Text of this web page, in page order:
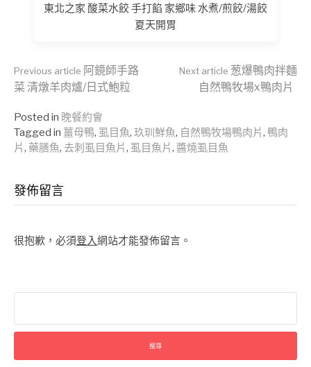
東北之家 酸菜水餃 手打餡 家鄉味 水煮/煎餃/湯餃
夏天開胃
Continue
Reading
Previous article 阿鏡師手路
菜 清燉羊肉爐/日式鮑粒
Next article 葱爆鴨肉拌麵
自然鴨牧場x鴨肉片
Posted in 晚餐約會
Tagged in 薑母鴨, 虱目魚, 玖玔鮮魚, 自然鴨牧場鴨肉片, 鴨肉
片, 藥膳魚, 去刺虱目魚片, 虱目魚片, 醬燒虱目魚
發佈留言
很抱歉，必須登入網站才能發佈留言。
關
字: